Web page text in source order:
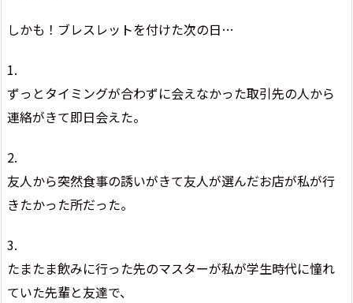
しかも！ブレスレットを付けた次の日…
1.
ずっとタイミングが合わずに会えなかった取引先の人から
連絡がきて即日会えた。
2.
友人から突然食事の誘いがきて友人が選んだお店が私が行
きたかった所だった。
3.
たまたま飲みに行った先のマスターが私が学生時代に憧れ
ていた先輩と友達で、